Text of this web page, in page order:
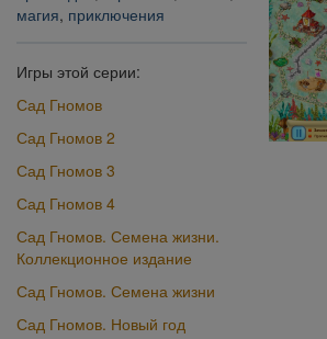
магия, приключения
Игры этой серии:
Сад Гномов
Сад Гномов 2
Сад Гномов 3
Сад Гномов 4
Сад Гномов. Семена жизни.
Коллекционное издание
Сад Гномов. Семена жизни
Сад Гномов. Новый год